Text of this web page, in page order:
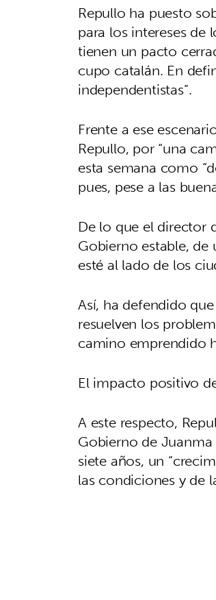
Repullo ha puesto
para los intereses de
tienen un pacto
cupo catalán. En
independentistas”.
Frente a ese
Repullo, por “una
esta semana como
pues, pese a las
De lo que el director
Gobierno estable,
esté al lado de los
Así, ha defendido
resuelven los
camino emprendido
El impacto positivo
A este respecto,
Gobierno de
siete años, un
las condiciones y de